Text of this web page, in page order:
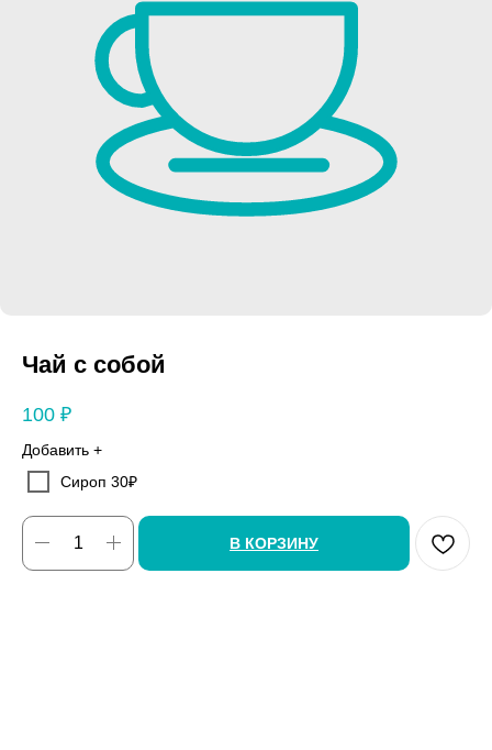
Чай с собой
100 ₽
Добавить +
Сироп 30₽
В КОРЗИНУ